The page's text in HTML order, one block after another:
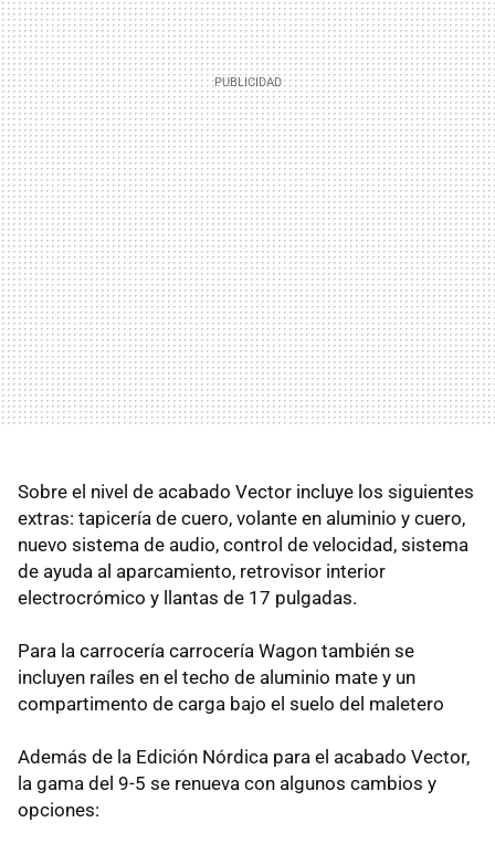
Sobre el nivel de acabado Vector incluye los siguientes
extras: tapicería de cuero, volante en aluminio y cuero,
nuevo sistema de audio, control de velocidad, sistema
de ayuda al aparcamiento, retrovisor interior
electrocrómico y llantas de 17 pulgadas.
Para la carrocería carrocería Wagon también se
incluyen raíles en el techo de aluminio mate y un
compartimento de carga bajo el suelo del maletero
Además de la Edición Nórdica para el acabado Vector,
la gama del 9-5 se renueva con algunos cambios y
opciones: